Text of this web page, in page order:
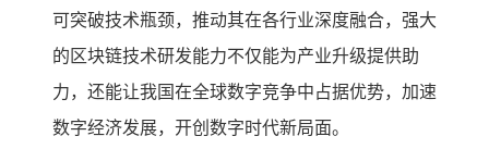
可突破技术瓶颈，推动其在各行业深度融合，强大
的区块链技术研发能力不仅能为产业升级提供助
力，还能让我国在全球数字竞争中占据优势，加速
数字经济发展，开创数字时代新局面。